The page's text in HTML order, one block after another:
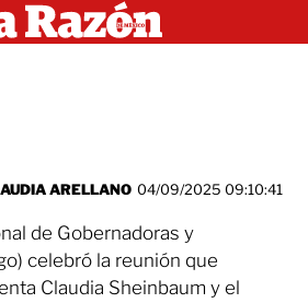
ARELLANO 04/09/2025 09:10:41
de Gobernadoras y
celebró la reunión que
Claudia Sheinbaum y el